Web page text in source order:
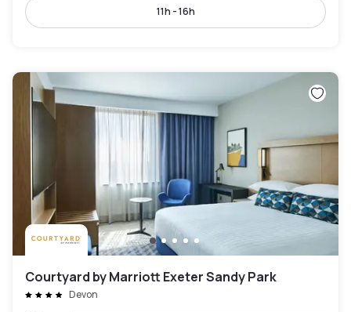
11h - 16h
Courtyard by Marriott Exeter Sandy Park
Devon